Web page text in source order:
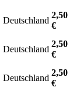
Deutschland
2,50
€
Deutschland
2,50
€
Deutschland
2,50
€